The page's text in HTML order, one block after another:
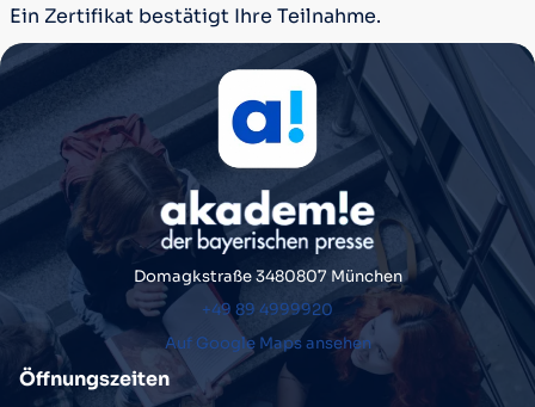
Ein Zertifikat bestätigt Ihre Teilnahme.
Öffnungszeiten
Domagkstraße 3480807 München
+49 89 4999920
Auf Google Maps ansehen